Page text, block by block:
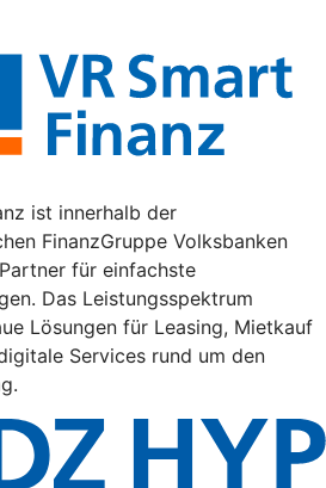
ist innerhalb der
FinanzGruppe Volksbanken
für einfachste
Das Leistungsspektrum
Lösungen für Leasing, Mietkauf
Services rund um den